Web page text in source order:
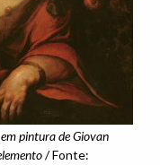
pintura de Giovan
/ Fonte: